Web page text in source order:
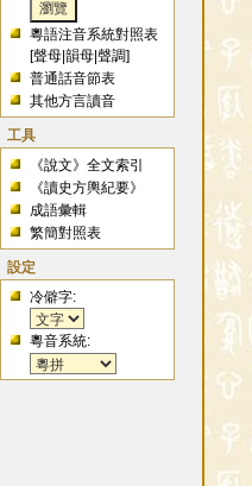
粵語注音系統對照表
[聲母 |韻母 |聲調]
普通話音節表
其他方言讀音
工具
《說文》全文索引
《讀史方輿紀要》
成語彙輯
繁簡對照表
設定
冷僻字:
粵音系統: